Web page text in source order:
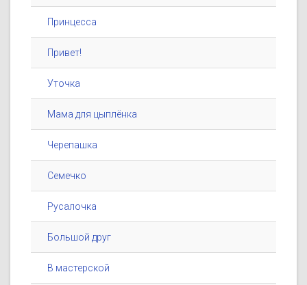
Принцесса
Привет!
Уточка
Мама для цыплёнка
Черепашка
Семечко
Русалочка
Большой друг
В мастерской